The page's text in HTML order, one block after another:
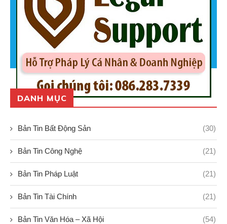
DANH MỤC
Bản Tin Bất Động Sản (30)
Bản Tin Công Nghệ (21)
Bản Tin Pháp Luật (21)
Bản Tin Tài Chính (21)
Bản Tin Văn Hóa – Xã Hội (54)